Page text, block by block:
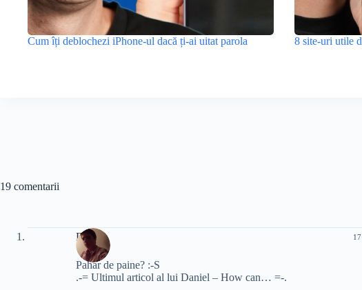
Cum îți deblochezi iPhone-ul dacă ți-ai uitat parola 8 site-uri utile
19 comentarii
Daniel
Pahar de paine? :-S
.-= Ultimul articol al lui Daniel – How can… =-.